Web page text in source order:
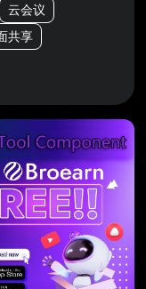
云会议
共享